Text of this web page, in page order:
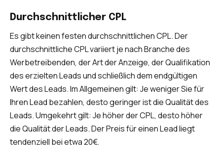
Durchschnittlicher CPL
Es gibt keinen festen durchschnittlichen CPL. Der
durchschnittliche CPL variiert je nach Branche des
Werbetreibenden, der Art der Anzeige, der Qualifikation
des erzielten Leads und schließlich dem endgültigen
Wert des Leads. Im Allgemeinen gilt: Je weniger Sie für
Ihren Lead bezahlen, desto geringer ist die Qualität des
Leads. Umgekehrt gilt: Je höher der CPL, desto höher
die Qualität der Leads. Der Preis für einen Lead liegt
tendenziell bei etwa 20€.